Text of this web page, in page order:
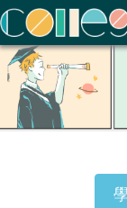
ColleGo! 大學選才